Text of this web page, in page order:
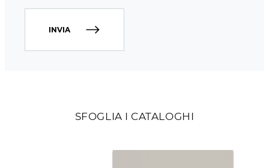
SFOGLIA I CATALOGHI
INVIA